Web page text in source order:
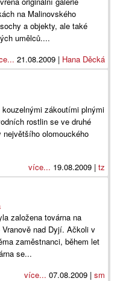
na Malinovského
a objekty, ale také
umělců....
21.08.2009 | Hana Děcká
kouzelnými zákoutími plnými
rostlin se ve druhé
největšího olomouckého
více... 19.08.2009 | tz
založena továrna na
nad Dyjí. Ačkoli v
zaměstnanci, během let
se...
více... 07.08.2009 | sm